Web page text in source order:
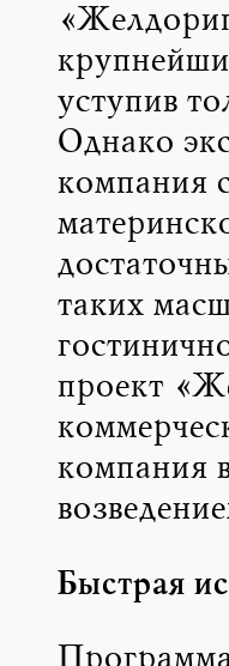
уступив
Однако
компания
таких
проект
компания
Быстрая